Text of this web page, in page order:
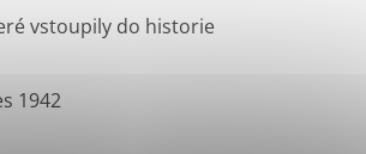
vstoupily do historie
1942